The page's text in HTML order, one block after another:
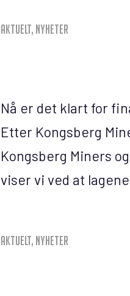
Aktuelt, Nyheter
Nå er det klart for
Etter Kongsberg
Kongsberg Miners
viser vi ved at
Aktuelt, Nyheter